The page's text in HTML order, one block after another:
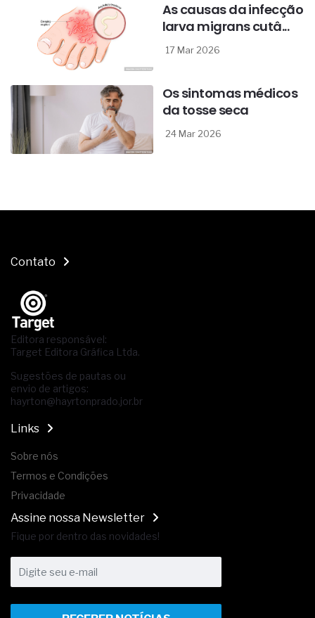
As causas da infecção
larva migrans cutâ...
17 Mar 2026
Os sintomas médicos
da tosse seca
24 Mar 2026
Contato
Editora responsável:
Target Editora Gráfica Ltda.
Sugestões de pautas ou
envio de artigos:
hayrton@hayrtonprado.jor.br
Links
Sobre nós
Termos e Condições
Privacidade
Assine nossa Newsletter
Fique por dentro das novidades!